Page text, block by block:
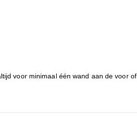
voor minimaal één wand aan de voor of